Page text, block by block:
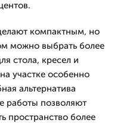
компактным, но
можно выбрать более
стола, кресел и
участке особенно
альтернатива
работы позволяют
пространство более